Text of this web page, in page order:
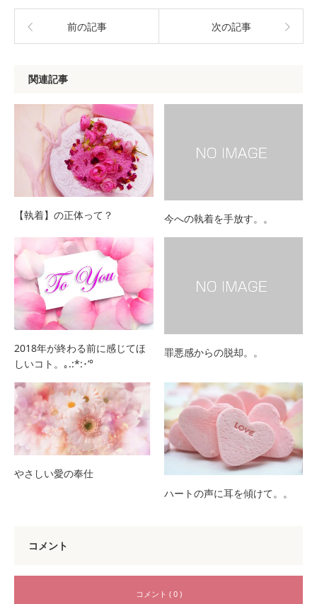
前の記事 次の記事
関連記事
【執着】の正体って？ 今への執着を手放す。。
2018年が終わる前に感じてほ
しいコト。｡.:*:･’°
罪悪感からの脱却。。
やさしい愛の奉仕
ハートの声に耳を傾けて。。
コメント
コメント ( 0 )